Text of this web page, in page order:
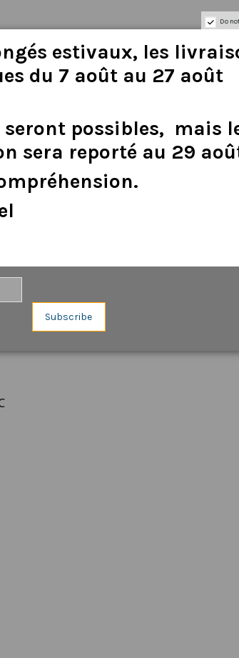
Do
estivaux, les
du 7 août au 27 août
seront possibles, mais
sera reporté au 29
Subscribe